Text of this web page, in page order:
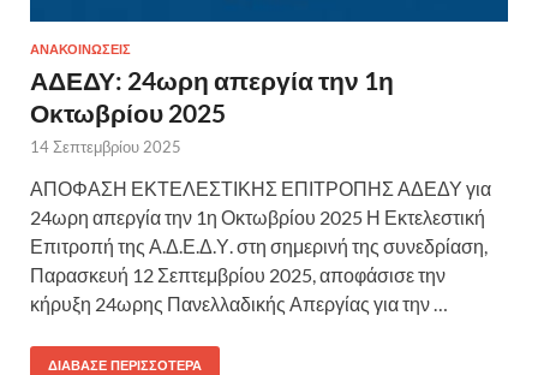
ΑΝΑΚΟΙΝΩΣΕΙΣ
ΑΔΕΔΥ: 24ωρη απεργία την 1η
Οκτωβρίου 2025
14 Σεπτεμβρίου 2025
ΑΠΟΦΑΣΗ ΕΚΤΕΛΕΣΤΙΚΗΣ ΕΠΙΤΡΟΠΗΣ ΑΔΕΔΥ για
24ωρη απεργία την 1η Οκτωβρίου 2025 Η Εκτελεστική
Επιτροπή της Α.Δ.Ε.Δ.Υ. στη σημερινή της συνεδρίαση,
Παρασκευή 12 Σεπτεμβρίου 2025, αποφάσισε την
κήρυξη 24ωρης Πανελλαδικής Απεργίας για την …
ΔΙΆΒΑΣΕ ΠΕΡΙΣΣΌΤΕΡΑ